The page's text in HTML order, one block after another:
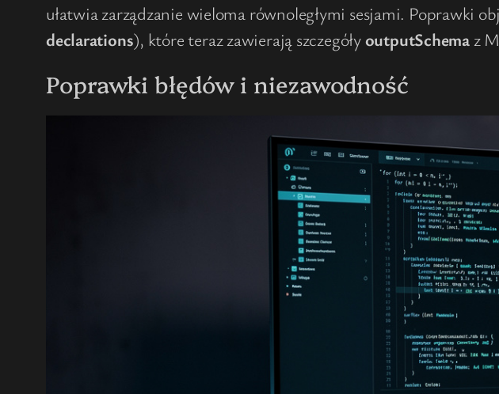
ułatwia zarządzanie wieloma równoległymi sesjami. Poprawki
declarations), które teraz zawierają szczegółyoutputSchema z
Poprawki błędów i niezawodność